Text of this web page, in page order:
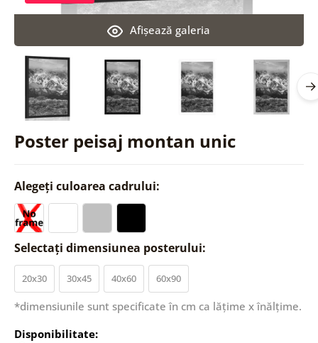
Poster peisaj montan unic
Afişează galeria
Alegeți culoarea cadrului:
Selectați dimensiunea posterului:
20x30 30x45 40x60 60x90
*dimensiunile sunt specificate în cm ca lățime x înălțime.
Disponibilitate: